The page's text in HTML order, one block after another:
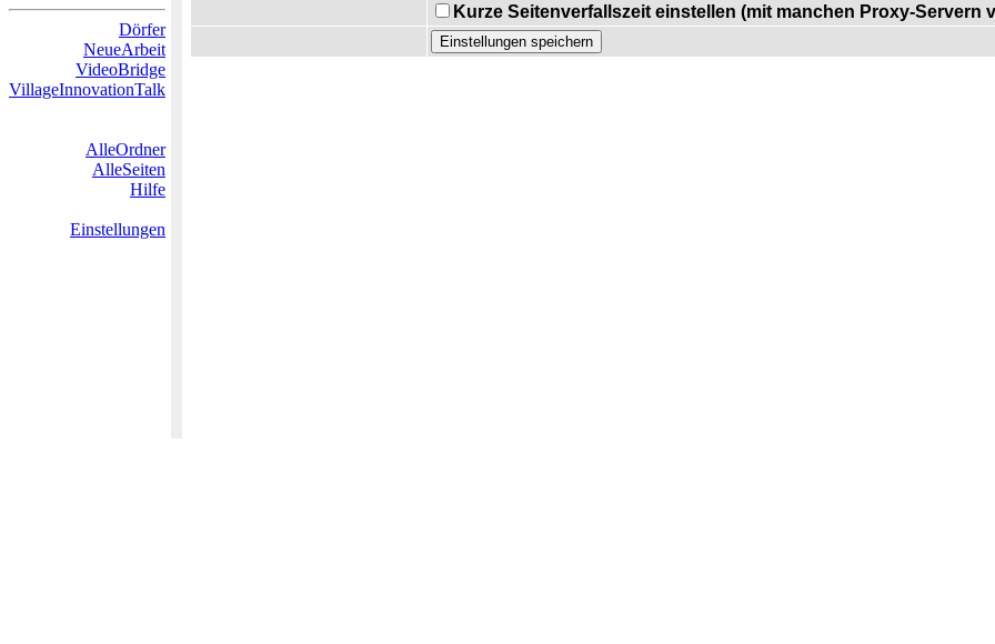
Dörfer
NeueArbeit
VideoBridge
VillageInnovationTalk
AlleOrdner
AlleSeiten
Hilfe
Einstellungen
Kurze Seitenverfallszeit einstellen (mit manchen Proxy-Servern